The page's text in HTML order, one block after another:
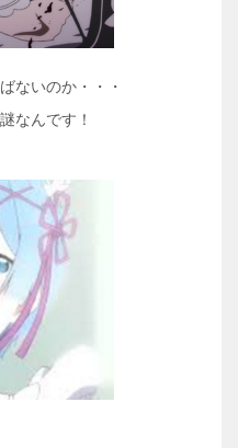
ないのか・・・
なんです！